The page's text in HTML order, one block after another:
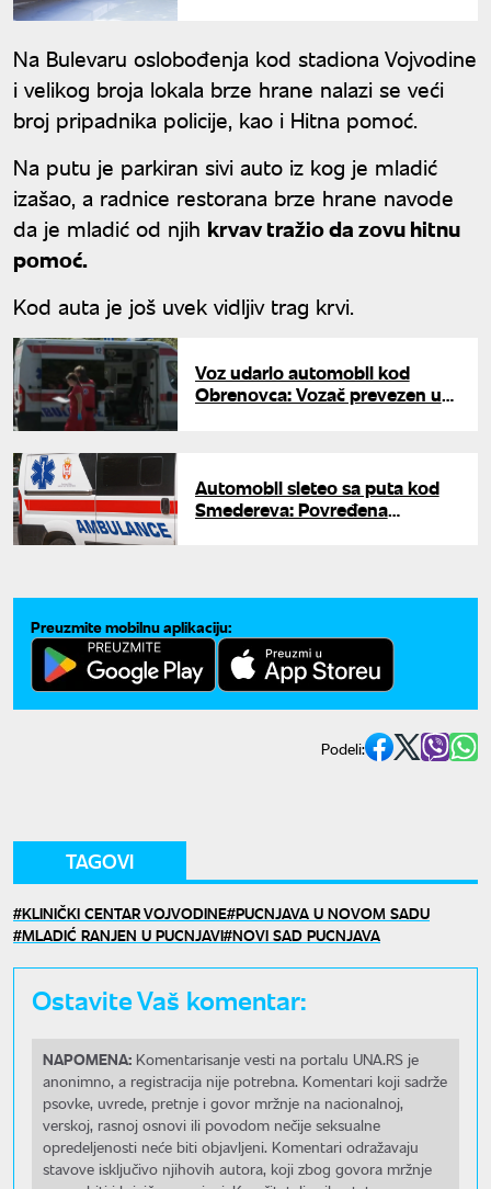
Na Bulevaru oslobođenja kod stadiona Vojvodine
i velikog broja lokala brze hrane nalazi se veći
broj pripadnika policije, kao i Hitna pomoć.
Na putu je parkiran sivi auto iz kog je mladić
izašao, a radnice restorana brze hrane navode
da je mladić od njih krvav tražio da zovu hitnu
pomoć.
Kod auta je još uvek vidljiv trag krvi.
Voz udario automobil kod
Obrenovca: Vozač prevezen u
Automobil sleteo sa puta kod
Smedereva: Povređena
Preuzmite mobilnu aplikaciju:
Podeli:
TAGOVI
KLINIČKI CENTAR VOJVODINE PUCNJAVA U NOVOM SADU
MLADIĆ RANJEN U PUCNJAVI NOVI SAD PUCNJAVA
Ostavite Vaš komentar:
NAPOMENA: Komentarisanje vesti na portalu UNA.RS je
anonimno, a registracija nije potrebna. Komentari koji sadrže
psovke, uvrede, pretnje i govor mržnje na nacionalnoj,
verskoj, rasnoj osnovi ili povodom nečije seksualne
opredeljenosti neće biti objavljeni. Komentari odražavaju
stavove isključivo njihovih autora, koji zbog govora mržnje